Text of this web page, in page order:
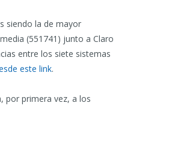
siendo la de mayor
(551741) junto a Claro
entre los siete sistemas
este link.
por primera vez, a los